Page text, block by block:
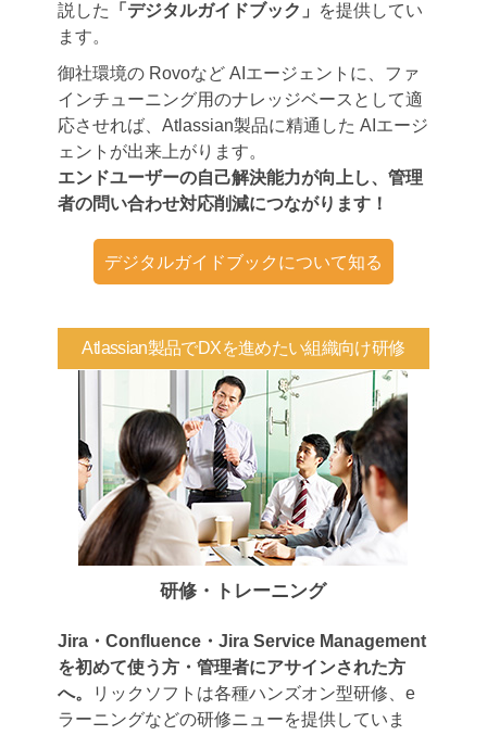
説した
「デジタルガイドブック」 を提供してい
ます。
御社環境の Rovoなど AIエージェントに、ファ
インチューニング用のナレッジベースとして適
応させれば、Atlassian製品に精通した AIエージ
ェントが出来上がります。
エンドユーザーの自己解決能力が向上し、管理
者の問い合わせ対応削減につながります！
デジタルガイドブックについて知る
Atlassian製品でDXを進めたい組織向け研修
研修・トレーニング
Jira・Confluence・Jira Service Management
を初めて使う方・管理者にアサインされた方
へ。
リックソフトは各種ハンズオン型研修、e
ラーニングなどの研修ニューを提供していま